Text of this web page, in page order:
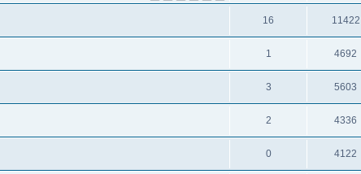
16 11422
1 4692
3 5603
2 4336
0 4122